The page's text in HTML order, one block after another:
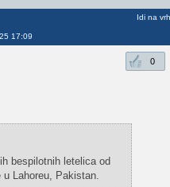
17:09
Idi na vrh
0
bespilotnih letelica od
Lahoreu, Pakistan.